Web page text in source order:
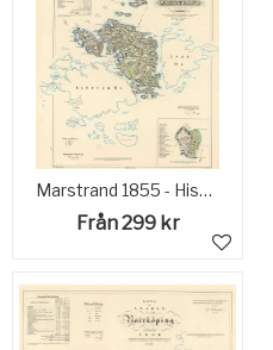
Marstrand 1855 - Historisk Karta
Från 299 kr